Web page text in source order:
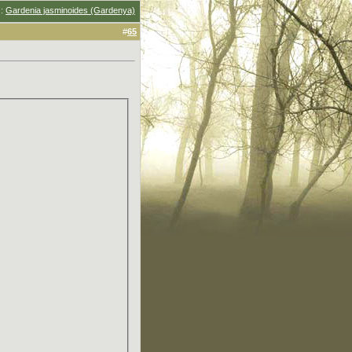
: Gardenia jasminoides (Gardenya)
#65